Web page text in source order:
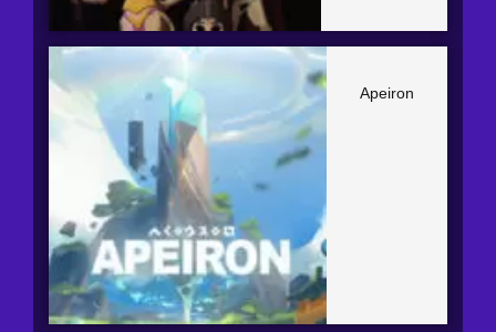
Apeiron